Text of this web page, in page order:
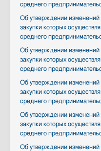
среднего
Об утверждении изменений
закупки которых
среднего
Об утверждении изменений
закупки которых
среднего
Об утверждении изменений
закупки которых
среднего
Об утверждении изменений
закупки которых
среднего
Об утверждении изменений